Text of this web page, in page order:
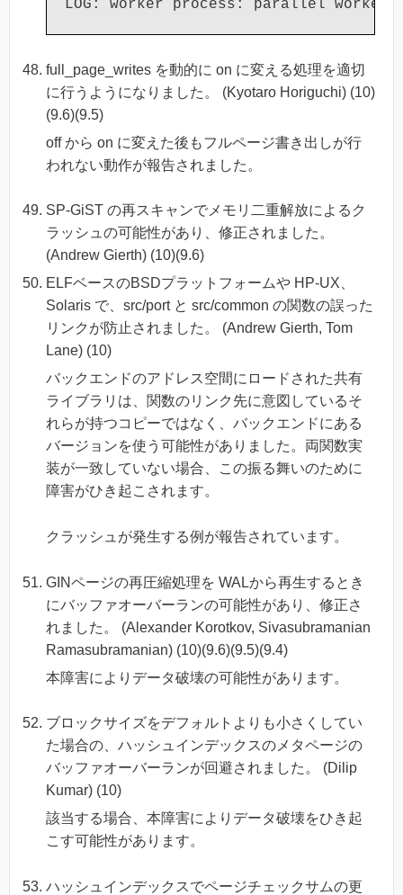
full_page_writes を動的に on に変える処理を適切
に行うようになりました。 (Kyotaro Horiguchi) (10)
(9.6)(9.5)
off から on に変えた後もフルページ書き出しが行
われない動作が報告されました。
SP-GiST の再スキャンでメモリ二重解放によるク
ラッシュの可能性があり、修正されました。
(Andrew Gierth) (10)(9.6)
ELFベースのBSDプラットフォームや HP-UX、
Solaris で、src/port と src/common の関数の誤った
リンクが防止されました。 (Andrew Gierth, Tom
Lane) (10)
バックエンドのアドレス空間にロードされた共有
ライブラリは、関数のリンク先に意図しているそ
れらが持つコピーではなく、バックエンドにある
バージョンを使う可能性がありました。両関数実
装が一致していない場合、この振る舞いのために
障害がひき起こされます。
クラッシュが発生する例が報告されています。
GINページの再圧縮処理を WALから再生するとき
にバッファオーバーランの可能性があり、修正さ
れました。 (Alexander Korotkov, Sivasubramanian
Ramasubramanian) (10)(9.6)(9.5)(9.4)
本障害によりデータ破壊の可能性があります。
ブロックサイズをデフォルトよりも小さくしてい
た場合の、ハッシュインデックスのメタページの
バッファオーバーランが回避されました。 (Dilip
Kumar) (10)
該当する場合、本障害によりデータ破壊をひき起
こす可能性があります。
ハッシュインデックスでページチェックサムの更